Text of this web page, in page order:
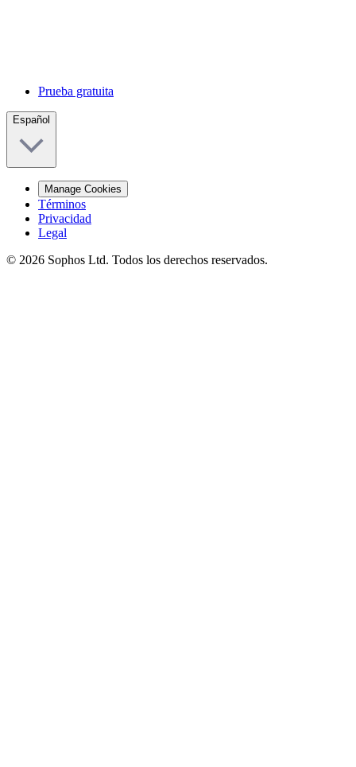
Prueba gratuita
Español
Manage Cookies
Términos
Privacidad
Legal
© 2026 Sophos Ltd. Todos los derechos reservados.